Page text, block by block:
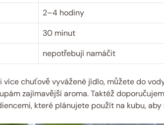
2–4 hodiny
30 minut
nepotřebují namáčit
více chuťově vyvážené jídlo, můžete do
zajímavější aroma. Taktéž
které plánujete použít na kubu,